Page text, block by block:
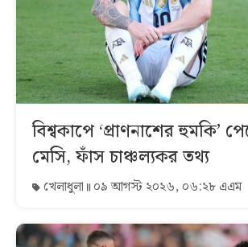
বিশ্বকাপে ‘প্রাণনাশের হুমকি’
মেসি, ফাঁস চাঞ্চল্যকর তথ্য
খেলাধুলা ০৯ আগস্ট ২০২৬, ০৬:২৮ এএম